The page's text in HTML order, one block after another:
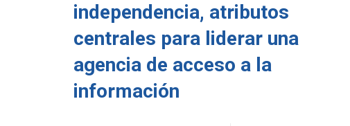
independencia, atributos
centrales para liderar una
agencia de acceso a la
información